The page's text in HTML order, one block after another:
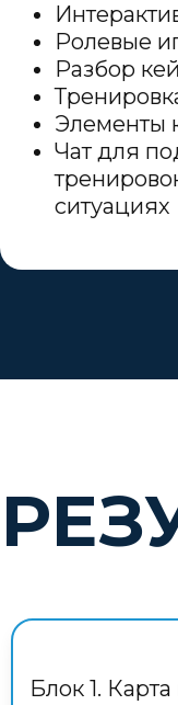
Ролевые
Разбор
Элементы
Чат для
ситуациях
Блок 1.